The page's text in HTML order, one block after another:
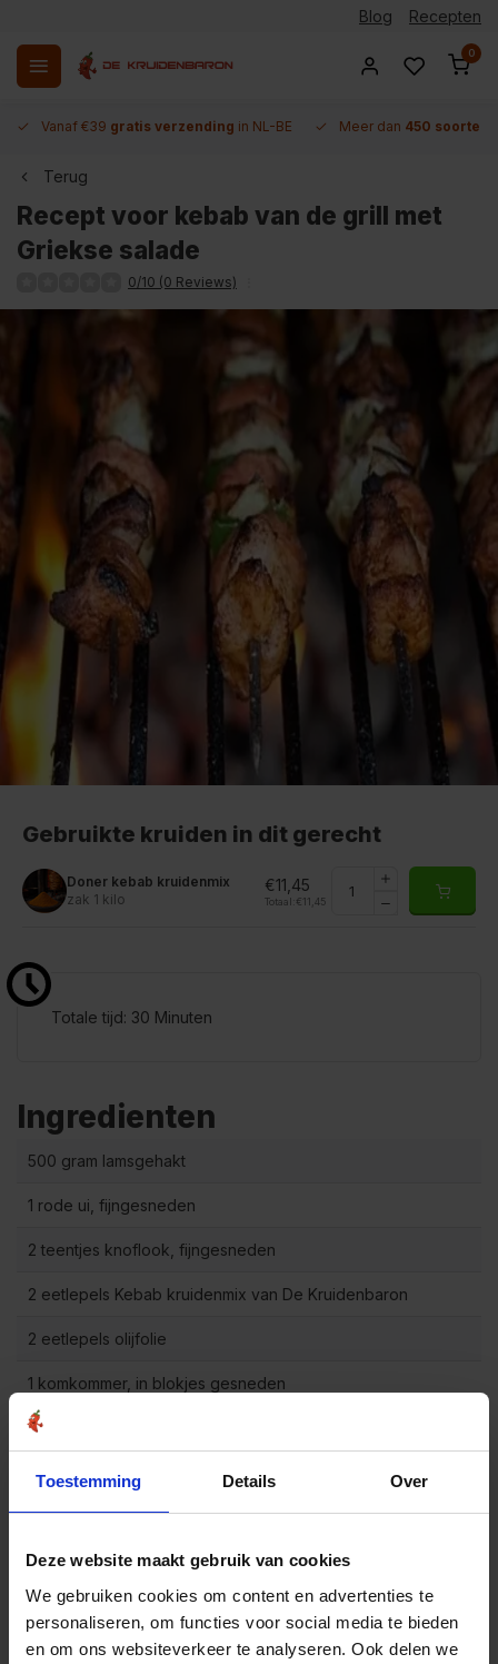
Toestemming Details Over
Deze website maakt gebruik van cookies
We gebruiken cookies om content en advertenties te
personaliseren, om functies voor social media te bieden
en om ons websiteverkeer te analyseren. Ook delen we
Blog Recepten
0
Vanaf €39 gratis verzending in NL-BE Meer dan 450 soorten
Terug
Recept voor kebab van de grill met
Griekse salade
0/10 (0 Reviews)
Gebruikte kruiden in dit gerecht
Doner kebab kruidenmix
zak 1 kilo
€11,45
Totaal: €11,45
Ingredienten
500 gram lamsgehakt
1 rode ui, fijngesneden
2 teentjes knoflook, fijngesneden
2 eetlepels Kebab kruidenmix van De Kruidenbaron
2 eetlepels olijfolie
1 komkommer, in blokjes gesneden
2 tomaten, in blokjes gesneden
1 rode ui, in dunne ringen gesneden
100 gram feta kaas, verkruimeld
1 handjevol zwarte olijven, ontpit
1 eetlepel rode wijnazijn
1 eetlepel olijfolie
Totale tijd: 30 Minuten